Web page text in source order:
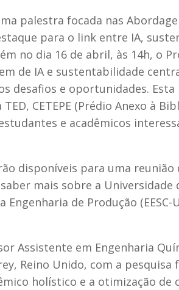
palestra focada nas
para o link entre IA,
no dia 16 de abril, às 14h, o
de IA e sustentabilidade
desafios e oportunidades.
CETEPE (Prédio Anexo à
e acadêmicos
disponíveis para uma
mais sobre a Universidade
de Produção (EESC-
Assistente em Engenharia
Reino Unido, com a pesquisa
holístico e a otimização de